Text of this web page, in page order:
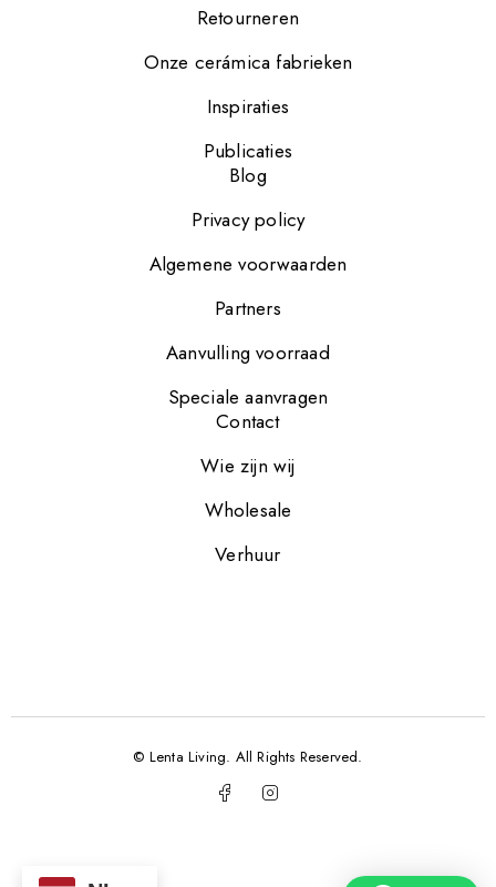
Retourneren
Onze cerámica fabrieken
Inspiraties
Publicaties
Blog
Privacy policy
Algemene voorwaarden
Partners
Aanvulling voorraad
Speciale aanvragen
Contact
Wie zijn wij
Wholesale
Verhuur
© Lenta Living. All Rights Reserved.